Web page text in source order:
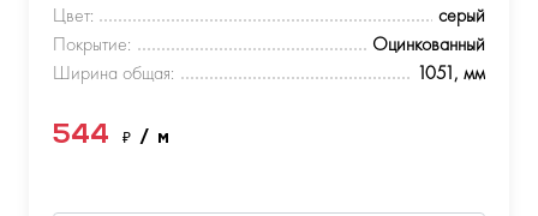
Цвет:
серый
Покрытие:
Оцинкованный
Ширина общая:
1051, мм
544 ₽ / м